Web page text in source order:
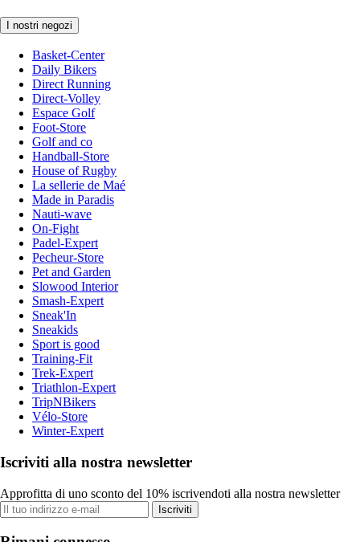
I nostri negozi
Basket-Center
Daily Bikers
Direct Running
Direct-Volley
Espace Golf
Foot-Store
Golf and co
Handball-Store
House of Rugby
La sellerie de Maé
Made in Paradis
Nauti-wave
On-Fight
Padel-Expert
Pecheur-Store
Pet and Garden
Slowood Interior
Smash-Expert
Sneak'In
Sneakids
Sport is good
Training-Fit
Trek-Expert
Triathlon-Expert
TripNBikers
Vélo-Store
Winter-Expert
Iscriviti alla nostra newsletter
Approfitta di uno sconto del 10% iscrivendoti alla nostra newsletter
Iscriviti